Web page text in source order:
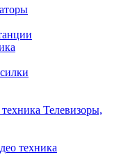
Телевизоры,
техника